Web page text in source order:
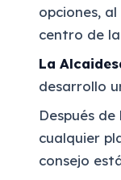
opciones,
centro de
La
desarrollo
Después
cualquier
consejo